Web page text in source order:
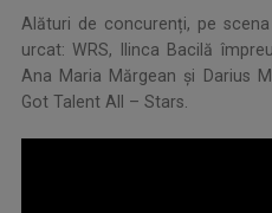
Alături de concurenți, pe
urcat: WRS, Ilinca Bacilă
Ana Maria Mărgean şi Darius
Got Talent All – Stars.